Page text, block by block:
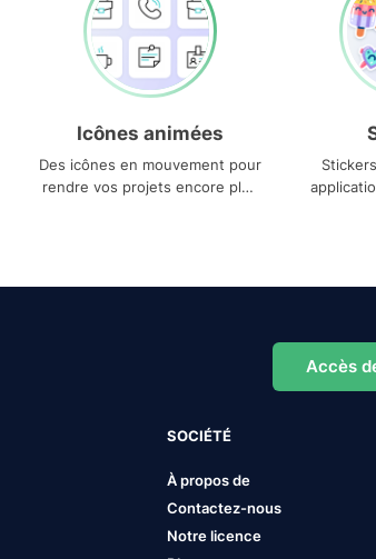
Icônes animées
Des icônes en mouvement pour
rendre vos projets encore plus
Accès
SOCIÉTÉ
À propos de
Contactez-nous
Notre licence